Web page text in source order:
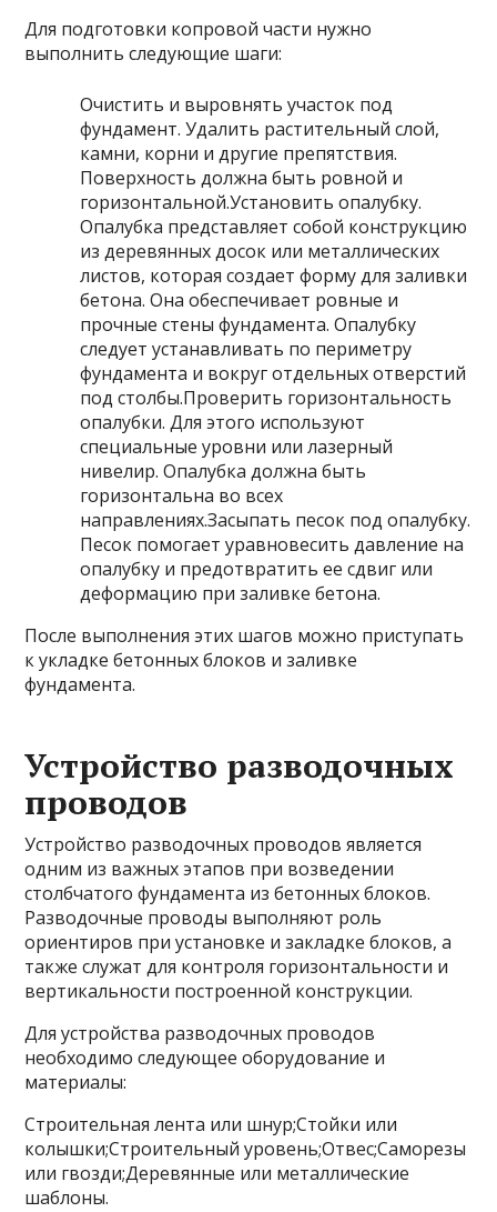
Для подготовки копровой части нужно
выполнить следующие шаги:
Очистить и выровнять участок под
фундамент. Удалить растительный слой,
камни, корни и другие препятствия.
Поверхность должна быть ровной и
горизонтальной.Установить опалубку.
Опалубка представляет собой конструкцию
из деревянных досок или металлических
листов, которая создает форму для заливки
бетона. Она обеспечивает ровные и
прочные стены фундамента. Опалубку
следует устанавливать по периметру
фундамента и вокруг отдельных отверстий
под столбы.Проверить горизонтальность
опалубки. Для этого используют
специальные уровни или лазерный
нивелир. Опалубка должна быть
горизонтальна во всех
направлениях.Засыпать песок под опалубку.
Песок помогает уравновесить давление на
опалубку и предотвратить ее сдвиг или
деформацию при заливке бетона.
После выполнения этих шагов можно приступать
к укладке бетонных блоков и заливке
фундамента.
Устройство разводочных
проводов
Устройство разводочных проводов является
одним из важных этапов при возведении
столбчатого фундамента из бетонных блоков.
Разводочные проводы выполняют роль
ориентиров при установке и закладке блоков, а
также служат для контроля горизонтальности и
вертикальности построенной конструкции.
Для устройства разводочных проводов
необходимо следующее оборудование и
материалы:
Строительная лента или шнур;Стойки или
колышки;Строительный уровень;Отвес;Саморезы
или гвозди;Деревянные или металлические
шаблоны.